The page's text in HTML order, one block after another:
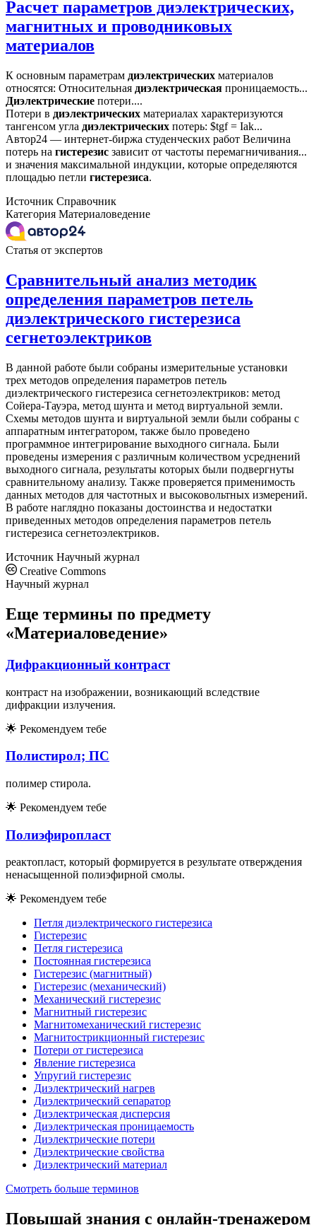
Расчет параметров диэлектрических,
магнитных и проводниковых
материалов
К основным параметрам диэлектрических материалов
относятся: Относительная диэлектрическая проницаемость...
Диэлектрические потери....
Потери в диэлектрических материалах характеризуются
тангенсом угла диэлектрических потерь: $tgf = Iak...
Автор24 — интернет-биржа студенческих работ Величина
потерь на гистерезис зависит от частоты перемагничивания...
и значения максимальной индукции, которые определяются
площадью петли гистерезиса.
Источник Справочник
Категория Материаловедение
Статья от экспертов
Сравнительный анализ методик
определения параметров петель
диэлектрического гистерезиса
сегнетоэлектриков
В данной работе были собраны измерительные установки
трех методов определения параметров петель
диэлектрического гистерезиса сегнетоэлектриков: метод
Сойера-Тауэра, метод шунта и метод виртуальной земли.
Схемы методов шунта и виртуальной земли были собраны с
аппаратным интегратором, также было проведено
программное интегрирование выходного сигнала. Были
проведены измерения с различным количеством усреднений
выходного сигнала, результаты которых были подвергнуты
сравнительному анализу. Также проверяется применимость
данных методов для частотных и высоковольтных измерений.
В работе наглядно показаны достоинства и недостатки
приведенных методов определения параметров петель
гистерезиса сегнетоэлектриков.
Источник Научный журнал
Creative Commons
Научный журнал
Еще термины по предмету
«Материаловедение»
Дифракционный контраст
контраст на изображении, возникающий вследствие
дифракции излучения.
🌟 Рекомендуем тебе
Полистирол; ПС
полимер стирола.
🌟 Рекомендуем тебе
Полиэфиропласт
реактопласт, который формируется в результате отверждения
ненасыщенной полиэфирной смолы.
🌟 Рекомендуем тебе
Петля диэлектрического гистерезиса
Гистерезис
Петля гистерезиса
Постоянная гистерезиса
Гистерезис (магнитный)
Гистерезис (механический)
Механический гистерезис
Магнитный гистерезис
Магнитомеханический гистерезис
Магнитострикционный гистерезис
Потери от гистерезиса
Явление гистерезиса
Упругий гистерезис
Диэлектрический нагрев
Диэлектрический сепаратор
Диэлектрическая дисперсия
Диэлектрическая проницаемость
Диэлектрические потери
Диэлектрические свойства
Диэлектрический материал
Смотреть больше терминов
Повышай знания с онлайн-тренажером